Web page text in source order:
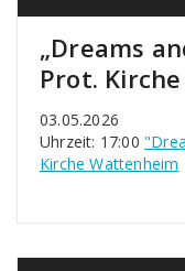
„Dreams
Prot.
03.05.2026
Uhrzeit: 17:00
Kirche Wattenheim